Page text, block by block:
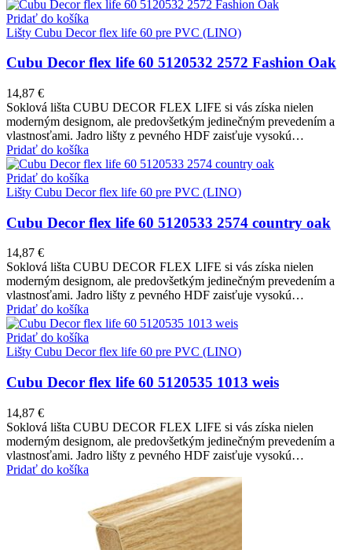
Pridať do košíka
Lišty Cubu Decor flex life 60 pre PVC (LINO)
Cubu Decor flex life 60 5120532 2572 Fashion Oak
14,87 €
Soklová lišta CUBU DECOR FLEX LIFE si vás získa nielen
moderným designom, ale predovšetkým jedinečným prevedením a
vlastnosťami. Jadro lišty z pevného HDF zaisťuje vysokú…
Pridať do košíka
Pridať do košíka
Lišty Cubu Decor flex life 60 pre PVC (LINO)
Cubu Decor flex life 60 5120533 2574 country oak
14,87 €
Soklová lišta CUBU DECOR FLEX LIFE si vás získa nielen
moderným designom, ale predovšetkým jedinečným prevedením a
vlastnosťami. Jadro lišty z pevného HDF zaisťuje vysokú…
Pridať do košíka
Pridať do košíka
Lišty Cubu Decor flex life 60 pre PVC (LINO)
Cubu Decor flex life 60 5120535 1013 weis
14,87 €
Soklová lišta CUBU DECOR FLEX LIFE si vás získa nielen
moderným designom, ale predovšetkým jedinečným prevedením a
vlastnosťami. Jadro lišty z pevného HDF zaisťuje vysokú…
Pridať do košíka